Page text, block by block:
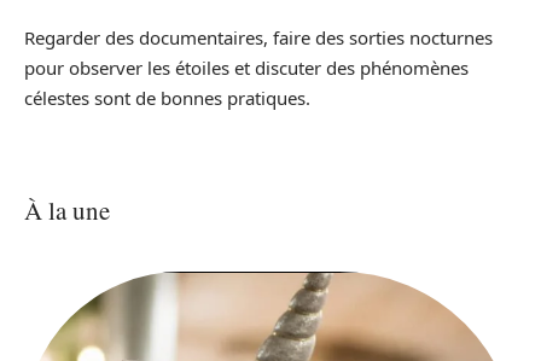
Regarder des documentaires, faire des sorties nocturnes
pour observer les étoiles et discuter des phénomènes
célestes sont de bonnes pratiques.
À la une